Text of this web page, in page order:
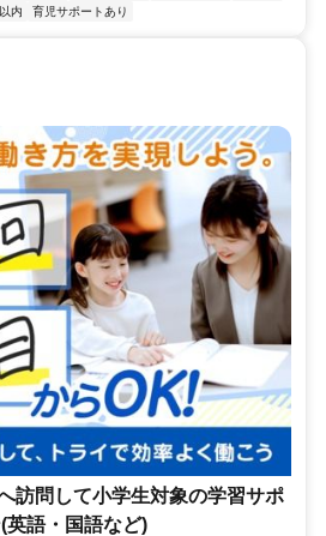
内 育児サポートあり
訪問して小学生対象の学習サポ
英語・国語など)